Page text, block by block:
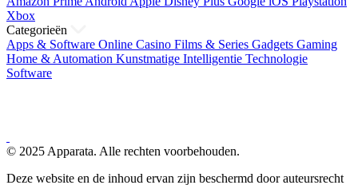
Xbox
Categorieën
Apps & Software Online Casino Films & Series Gadgets Gaming
Home & Automation Kunstmatige Intelligentie Technologie
Software
© 2025 Apparata. Alle rechten voorbehouden.
Deze website en de inhoud ervan zijn beschermd door auteursrecht